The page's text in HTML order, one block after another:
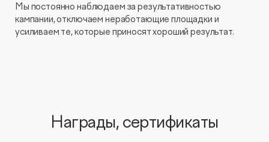
Мы постоянно наблюдаем за результативностью
кампании, отключаем неработающие площадки и
усиливаем те, которые приносят хороший результат.
Награды, сертификаты